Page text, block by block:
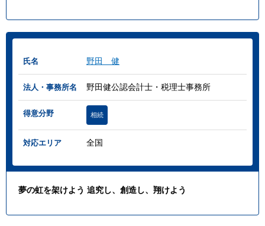
氏名 野田 健
法人・事務所名 野田健公認会計士・税理士事務所
得意分野 相続
対応エリア 全国
夢の虹を架けよう 追究し、創造し、翔けよう